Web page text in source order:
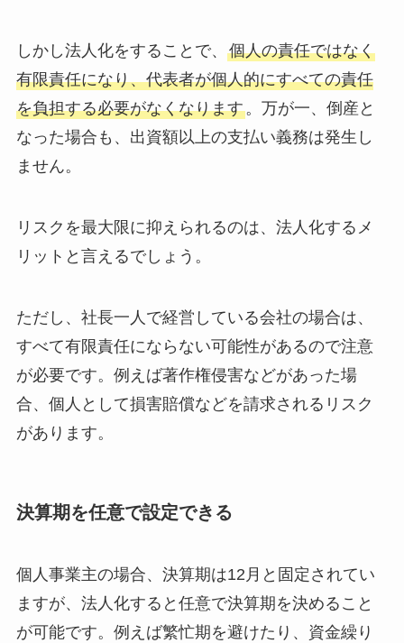
しかし法人化をすることで、 個人の責任ではなく
有限責任になり、代表者が個人的にすべての責任
を負担する必要がなくなります。万が一、倒産と
なった場合も、出資額以上の支払い義務は発生し
ません。
リスクを最大限に抑えられるのは、法人化するメ
リットと言えるでしょう。
ただし、社長一人で経営している会社の場合は、
すべて有限責任にならない可能性があるので注意
が必要です。例えば著作権侵害などがあった場
合、個人として損害賠償などを請求されるリスク
があります。
決算期を任意で設定できる
個人事業主の場合、決算期は12月と固定されてい
ますが、法人化すると任意で決算期を決めること
が可能です。例えば繁忙期を避けたり、資金繰り